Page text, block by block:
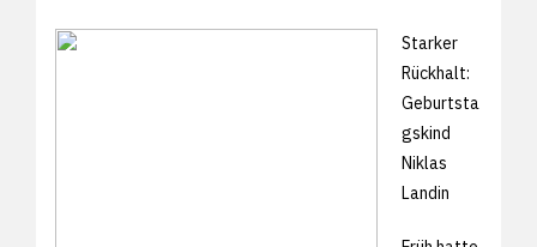
Starker
Rückhalt:
Geburtsta
gskind
Niklas
Landin